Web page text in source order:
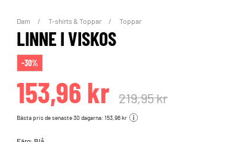
Dam T-shirts & Toppar Toppar
LINNE I VISKOS
-30%
153,96 kr 219,95 kr
Bästa pris de senaste 30 dagarna: 153,96 kr